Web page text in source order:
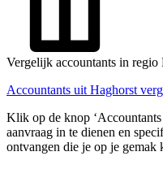
Vergelijk accountants in regio
Accountants uit Haghorst
Klik op de knop
aanvraag in te dienen en
ontvangen die je op je gemak